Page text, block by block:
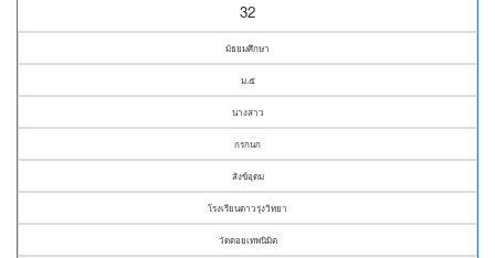
32
มัธยมศึกษา
ม.๕
นางสาว
กรกนก
สังข์อุดม
โรงเรียนดาวรุ่งวิทยา
วัดดอยเทพนิมิต